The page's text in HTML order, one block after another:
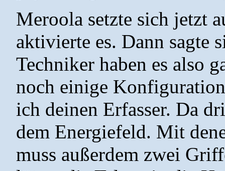
Meroola setzte sich jetzt
aktivierte es. Dann sagte
Techniker haben es also
noch einige
ich deinen Erfasser. Da
dem Energiefeld. Mit
muss außerdem zwei